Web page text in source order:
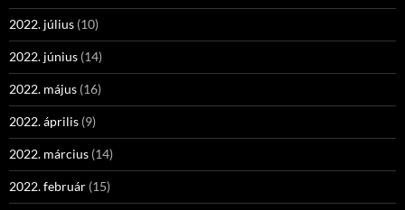
2022. július (10)
2022. június (14)
2022. május (16)
2022. április (9)
2022. március (14)
2022. február (15)